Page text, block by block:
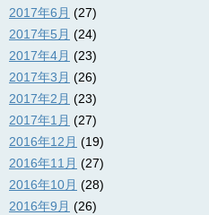
2017年6月 (27)
2017年5月 (24)
2017年4月 (23)
2017年3月 (26)
2017年2月 (23)
2017年1月 (27)
2016年12月 (19)
2016年11月 (27)
2016年10月 (28)
2016年9月 (26)